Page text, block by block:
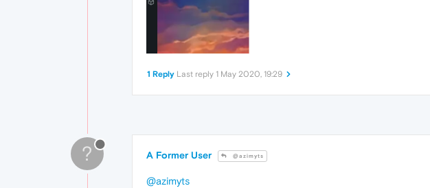
1 Reply Last reply 1 May 2020, 19:29
? A Former User @azimyts
@azimyts